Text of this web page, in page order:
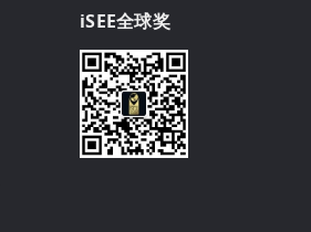
iSEE全球奖